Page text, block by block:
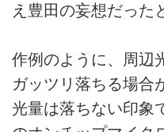
え豊田の妄想だった
作例のように、周辺
ガッツリ落ちる場合
光量は落ちない印象